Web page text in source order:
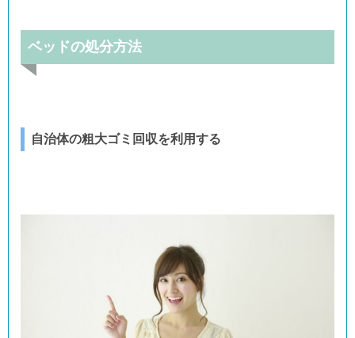
ベッドの処分方法
自治体の粗大ゴミ回収を利用する